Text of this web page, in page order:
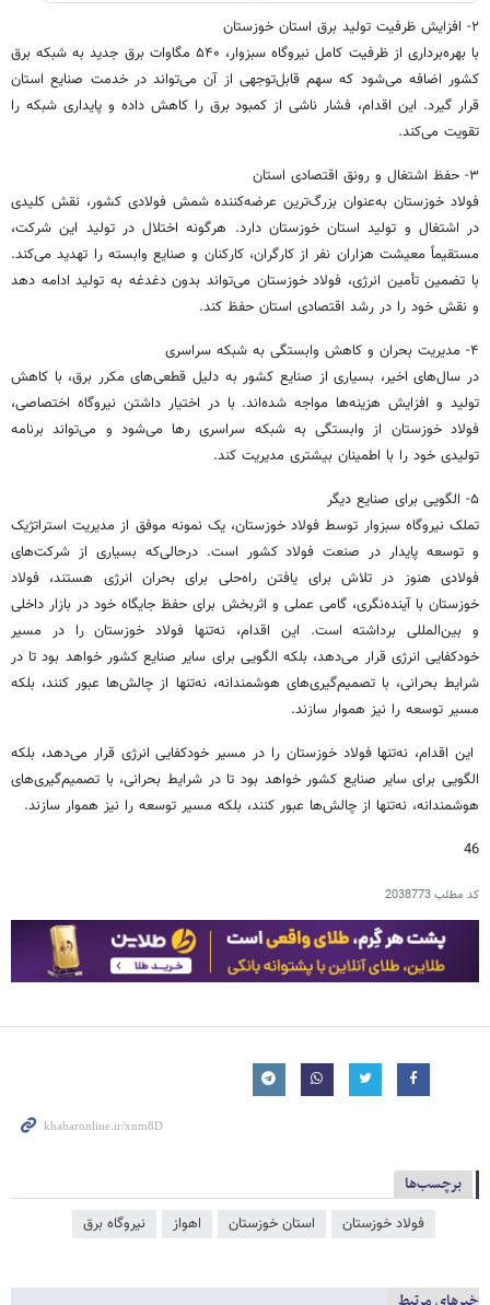
۲- افزایش ظرفیت تولید برق استان خوزستان
با بهره‌برداری از ظرفیت کامل نیروگاه سبزوار، ۵۴۰ مگاوات برق جدید به شبکه برق
کشور اضافه می‌شود که سهم قابل‌توجهی از آن می‌تواند در خدمت صنایع استان
قرار گیرد. این اقدام، فشار ناشی از کمبود برق را کاهش داده و پایداری شبکه را
تقویت می‌کند.
۳- حفظ اشتغال و رونق اقتصادی استان
فولاد خوزستان به‌عنوان بزرگ‌ترین عرضه‌کننده شمش فولادی کشور، نقش کلیدی
در اشتغال و تولید استان خوزستان دارد. هرگونه اختلال در تولید این شرکت،
مستقیماً معیشت هزاران نفر از کارگران، کارکنان و صنایع وابسته را تهدید می‌کند.
با تضمین تأمین انرژی، فولاد خوزستان می‌تواند بدون دغدغه به تولید ادامه دهد
و نقش خود را در رشد اقتصادی استان حفظ کند.
۴- مدیریت بحران و کاهش وابستگی به شبکه سراسری
در سال‌های اخیر، بسیاری از صنایع کشور به دلیل قطعی‌های مکرر برق، با کاهش
تولید و افزایش هزینه‌ها مواجه شده‌اند. با در اختیار داشتن نیروگاه اختصاصی،
فولاد خوزستان از وابستگی به شبکه سراسری رها می‌شود و می‌تواند برنامه
تولیدی خود را با اطمینان بیشتری مدیریت کند.
۵- الگویی برای صنایع دیگر
تملک نیروگاه سبزوار توسط فولاد خوزستان، یک نمونه موفق از مدیریت استراتژیک
و توسعه پایدار در صنعت فولاد کشور است. درحالی‌که بسیاری از شرکت‌های
فولادی هنوز در تلاش برای یافتن راه‌حلی برای بحران انرژی هستند، فولاد
خوزستان با آینده‌نگری، گامی عملی و اثربخش برای حفظ جایگاه خود در بازار داخلی
و بین‌المللی برداشته است. این اقدام، نه‌تنها فولاد خوزستان را در مسیر
خودکفایی انرژی قرار می‌دهد، بلکه الگویی برای سایر صنایع کشور خواهد بود تا در
شرایط بحرانی، با تصمیم‌گیری‌های هوشمندانه، نه‌تنها از چالش‌ها عبور کنند، بلکه
مسیر توسعه را نیز هموار سازند.
این اقدام، نه‌تنها فولاد خوزستان را در مسیر خودکفایی انرژی قرار می‌دهد، بلکه
الگویی برای سایر صنایع کشور خواهد بود تا در شرایط بحرانی، با تصمیم‌گیری‌های
هوشمندانه، نه‌تنها از چالش‌ها عبور کنند، بلکه مسیر توسعه را نیز هموار سازند.
46
کد مطلب2038773
برچسب‌ها
فولاد خوزستان استان خوزستان اهواز نیروگاه برق